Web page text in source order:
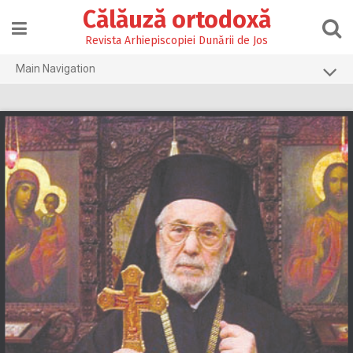
content
Călăuză ortodoxă
Revista Arhiepiscopiei Dunării de Jos
Main Navigation
2026
2025
2024
2023
2022
2021
2020
2019